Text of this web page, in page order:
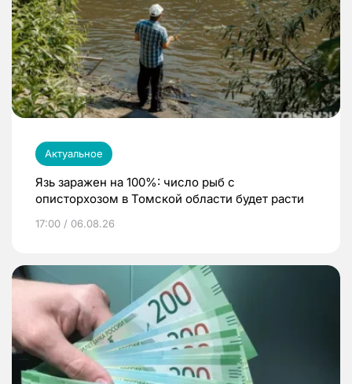
Актуальное
Язь заражен на 100%: число рыб с
описторхозом в Томской области будет расти
17:00 / 06.08.26